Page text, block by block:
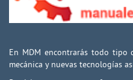
En MDM encontrarás todo tipo
mecánica y nuevas tecnologías